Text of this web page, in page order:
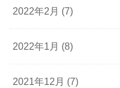
2022年2月 (7)
2022年1月 (8)
2021年12月 (7)